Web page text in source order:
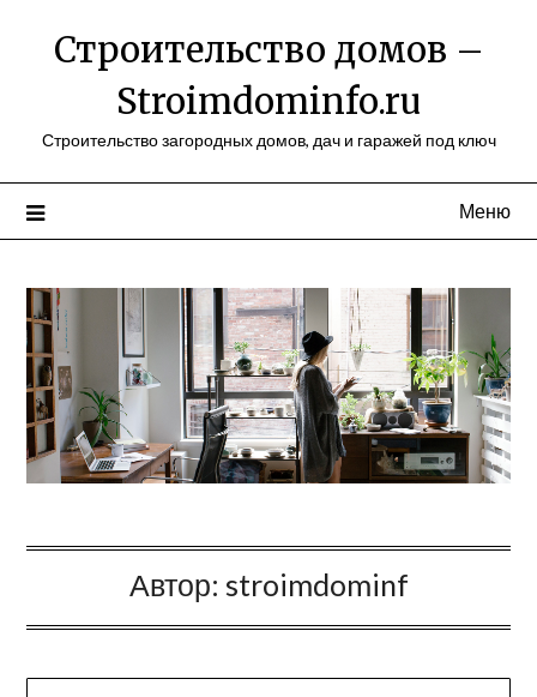
содержимому
Строительство домов –
Stroimdominfo.ru
Строительство загородных домов, дач и гаражей под ключ
Меню
Автор: stroimdominf